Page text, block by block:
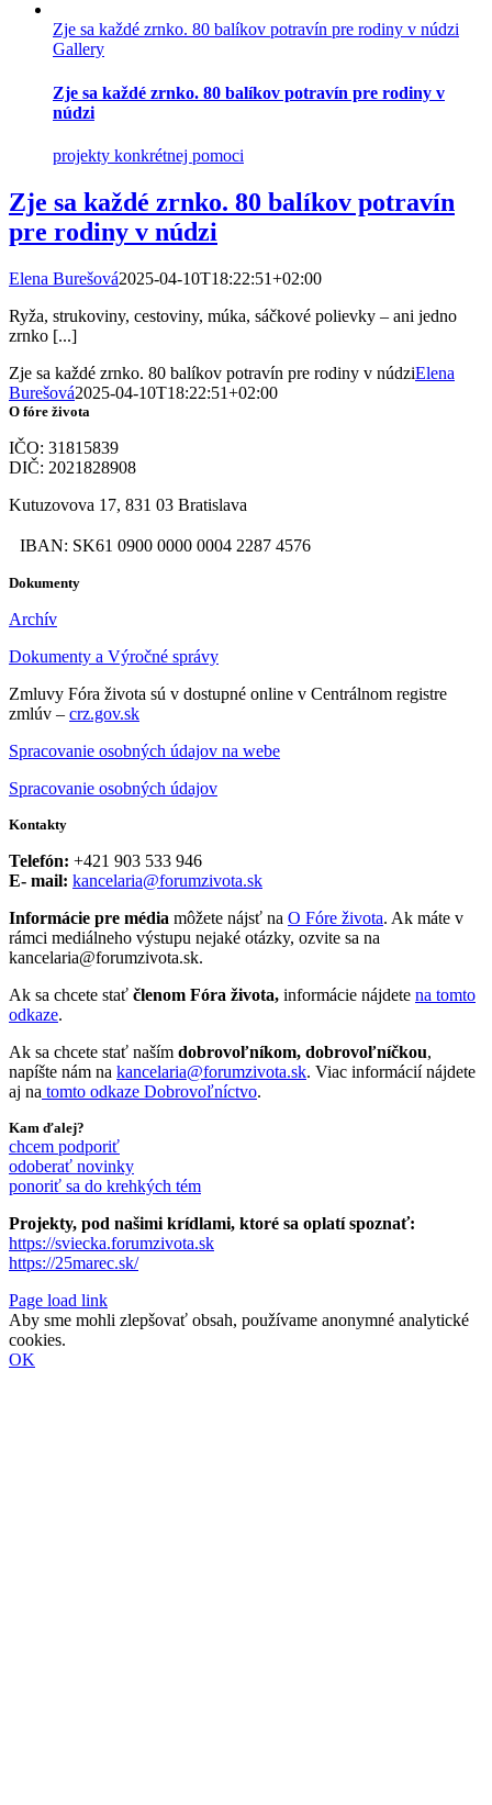
Zje sa každé zrnko. 80 balíkov potravín pre rodiny v núdzi
Gallery
Zje sa každé zrnko. 80 balíkov potravín pre rodiny v
núdzi
projekty konkrétnej pomoci
Zje sa každé zrnko. 80 balíkov potravín
pre rodiny v núdzi
Elena Burešová2025-04-10T18:22:51+02:00
Ryža, strukoviny, cestoviny, múka, sáčkové polievky – ani jedno
zrnko [...]
Zje sa každé zrnko. 80 balíkov potravín pre rodiny v núdziElena
Burešová2025-04-10T18:22:51+02:00
O fóre života
IČO: 31815839
DIČ: 2021828908
Kutuzovova 17, 831 03 Bratislava
IBAN: SK61 0900 0000 0004 2287 4576
Dokumenty
Archív
Dokumenty a Výročné správy
Zmluvy Fóra života sú v dostupné online v Centrálnom registre
zmlúv – crz.gov.sk
Spracovanie osobných údajov na webe
Spracovanie osobných údajov
Kontakty
Telefón: +421 903 533 946
E- mail: kancelaria@forumzivota.sk
Informácie pre média môžete nájsť na O Fóre života. Ak máte v
rámci mediálneho výstupu nejaké otázky, ozvite sa na
kancelaria@forumzivota.sk.
Ak sa chcete stať členom Fóra života, informácie nájdete na tomto
odkaze.
Ak sa chcete stať naším dobrovoľníkom, dobrovoľníčkou,
napíšte nám na kancelaria@forumzivota.sk. Viac informácií nájdete
aj na tomto odkaze Dobrovoľníctvo.
Kam ďalej?
chcem podporiť
odoberať novinky
ponoriť sa do krehkých tém
Projekty, pod našimi krídlami, ktoré sa oplatí spoznať:
https://sviecka.forumzivota.sk
https://25marec.sk/
Page load link
Aby sme mohli zlepšovať obsah, používame anonymné analytické
cookies.
OK